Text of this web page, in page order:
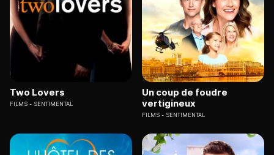
Two Lovers
FILMS SENTIMENTAL
Un coup de foudre
vertigineux
FILMS SENTIMENTAL